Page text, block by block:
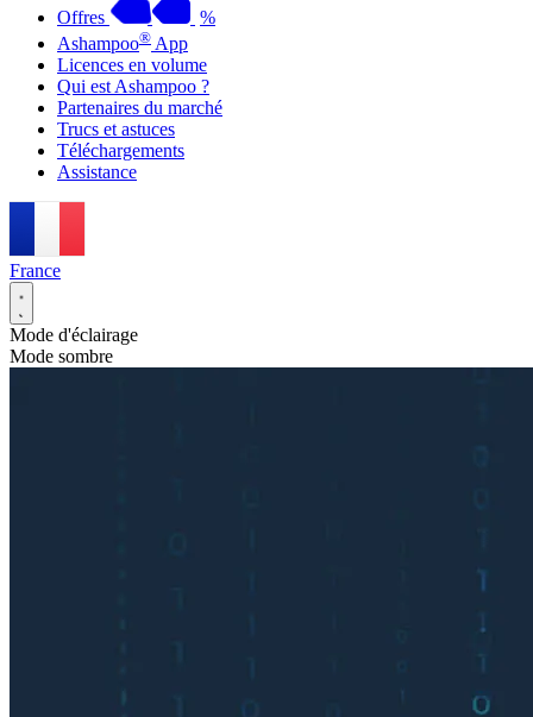
Offres
%
Ashampoo® App
Licences en volume
Qui est Ashampoo ?
Partenaires du marché
Trucs et astuces
Téléchargements
Assistance
France
Mode d'éclairage
Mode sombre